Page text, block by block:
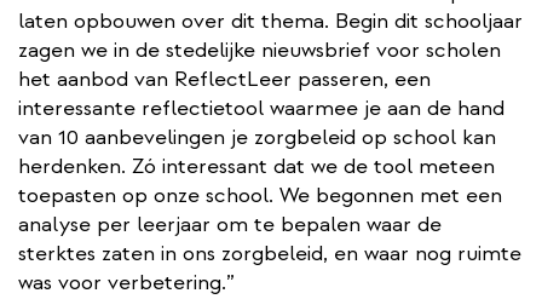
laten opbouwen over dit thema. Begin dit schooljaar
zagen we in de stedelijke nieuwsbrief voor scholen
het aanbod van ReflectLeer passeren, een
interessante reflectietool waarmee je aan de hand
van 10 aanbevelingen je zorgbeleid op school kan
herdenken. Zó interessant dat we de tool meteen
toepasten op onze school. We begonnen met een
analyse per leerjaar om te bepalen waar de
sterktes zaten in ons zorgbeleid, en waar nog ruimte
was voor verbetering.”